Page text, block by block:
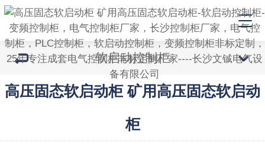
软启动控制柜
高压固态软启动柜 矿用高压固态软启动
柜